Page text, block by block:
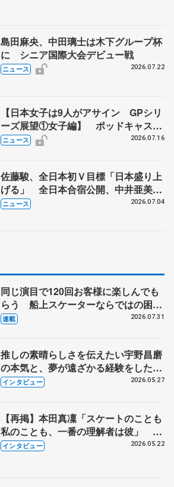
島田麻央、中田璃士は木下グループ杯
に シニア国際大会デビュー戦
ニュース 2026.07.22
【日本女子は9人がアサイン GPシリ
ーズ展望①女子編】 ポッドキャスト
#72を配信
ニュース 2026.07.16
佐藤駿、全日本初Ｖ目標「日本盛り上
げる」 全日本合宿公開、中井亜美
「表現の幅広げる」 元世界王者のフ
ニュース 2026.07.04
同じ演目で120回お客様に楽しんでも
らう 船上スケーターならではの困難
とは 影響あったPIW前キャプテン松
連載 2026.07.31
推しの素晴らしさを伝えたい宇野昌磨
の本気と、夢が遠ざかる経験をした本
田真凜の覚悟
インタビュー 2026.05.27
【再掲】本田真凜「スケートのことも
私のことも、一番の理解者は彼」 引
退時の単独インタビューで語った競技
インタビュー 2026.05.22